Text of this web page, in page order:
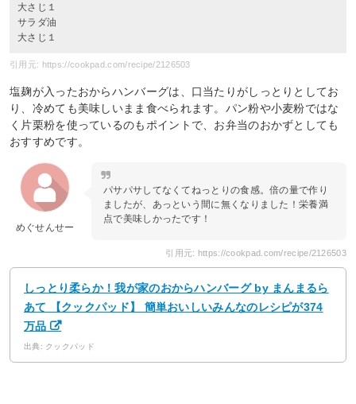
大さじ１
サラダ油
大さじ１
引用元: https://cookpad.com/recipe/2126503
塩麹が入ったおからハンバーグは、口当たりがしっとりとしてお
り、冷めても美味しいまま食べられます。パン粉や小麦粉ではな
く片栗粉を使っているのもポイントで、お弁当のおかずとしても
おすすめです。
めぐせんせー
パサパサしてなくてねっとりの食感。倍の量で作り
ましたが、あっという間に無くなりました！栄養満
点で美味しかったです！
引用元: https://cookpad.com/recipe/2126503
しっとり柔らか！我が家のおからハンバーグ by まんまるら
あて 【クックパッド】 簡単おいしいみんなのレシピが374
万品
出典: クックパッド